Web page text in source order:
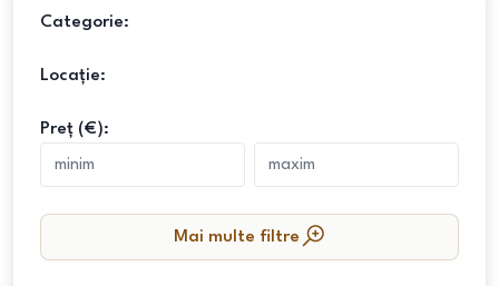
Categorie:
Locație:
Preț (€):
Mai multe filtre